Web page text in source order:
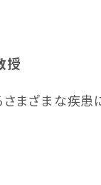
授
まざまな疾患